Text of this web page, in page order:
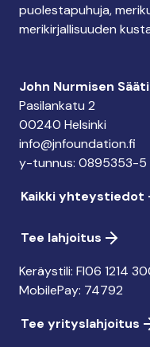
puolestapuhuja,
merikirjallisuuden
John Nurmisen
Pasilankatu 2
00240 Helsinki
info@jnfoundation.fi
y-tunnus: 0895353-5
Kaikki yhteystiedot
Tee lahjoitus
Keräystili: FI06 1214
MobilePay: 74792
Tee yrityslahjoitus